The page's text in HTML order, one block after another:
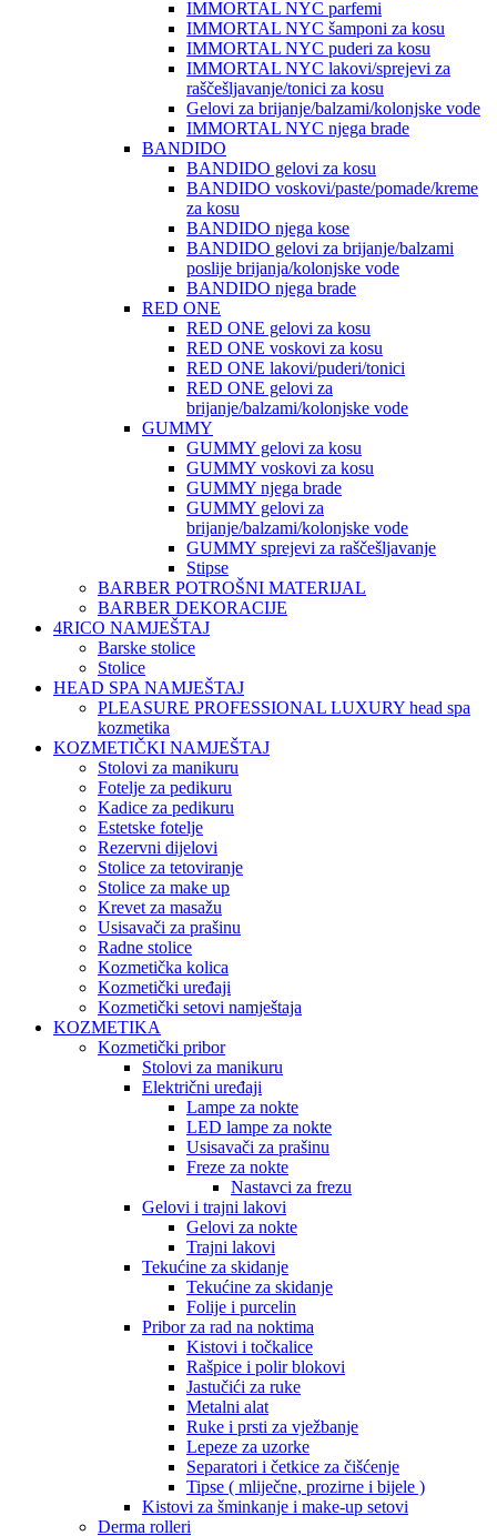
IMMORTAL NYC parfemi
IMMORTAL NYC šamponi za kosu
IMMORTAL NYC puderi za kosu
IMMORTAL NYC lakovi/sprejevi za
raščešljavanje/tonici za kosu
Gelovi za brijanje/balzami/kolonjske vode
IMMORTAL NYC njega brade
BANDIDO
BANDIDO gelovi za kosu
BANDIDO voskovi/paste/pomade/kreme
za kosu
BANDIDO njega kose
BANDIDO gelovi za brijanje/balzami
poslije brijanja/kolonjske vode
BANDIDO njega brade
RED ONE
RED ONE gelovi za kosu
RED ONE voskovi za kosu
RED ONE lakovi/puderi/tonici
RED ONE gelovi za
brijanje/balzami/kolonjske vode
GUMMY
GUMMY gelovi za kosu
GUMMY voskovi za kosu
GUMMY njega brade
GUMMY gelovi za
brijanje/balzami/kolonjske vode
GUMMY sprejevi za raščešljavanje
Stipse
BARBER POTROŠNI MATERIJAL
BARBER DEKORACIJE
4RICO NAMJEŠTAJ
Barske stolice
Stolice
HEAD SPA NAMJEŠTAJ
PLEASURE PROFESSIONAL LUXURY head spa
kozmetika
KOZMETIČKI NAMJEŠTAJ
Stolovi za manikuru
Fotelje za pedikuru
Kadice za pedikuru
Estetske fotelje
Rezervni dijelovi
Stolice za tetoviranje
Stolice za make up
Krevet za masažu
Usisavači za prašinu
Radne stolice
Kozmetička kolica
Kozmetički uređaji
Kozmetički setovi namještaja
KOZMETIKA
Kozmetički pribor
Stolovi za manikuru
Električni uređaji
Lampe za nokte
LED lampe za nokte
Usisavači za prašinu
Freze za nokte
Nastavci za frezu
Gelovi i trajni lakovi
Gelovi za nokte
Trajni lakovi
Tekućine za skidanje
Tekućine za skidanje
Folije i purcelin
Pribor za rad na noktima
Kistovi i točkalice
Rašpice i polir blokovi
Jastučići za ruke
Metalni alat
Ruke i prsti za vježbanje
Lepeze za uzorke
Separatori i četkice za čišćenje
Tipse ( mliječne, prozirne i bijele )
Kistovi za šminkanje i make-up setovi
Derma rolleri